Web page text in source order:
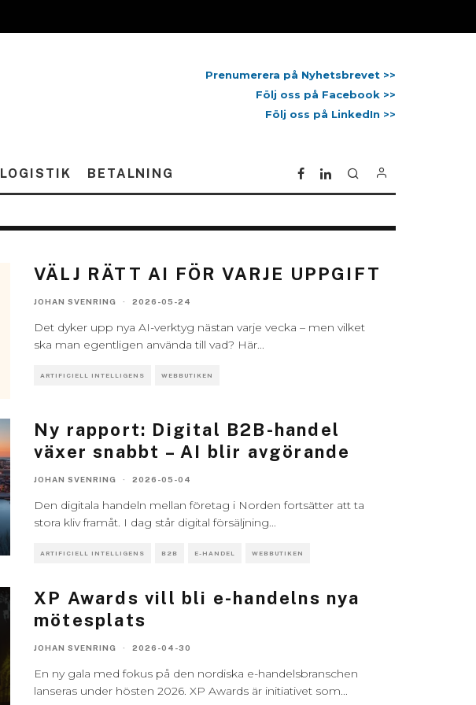
Prenumerera på Nyhetsbrevet >>
Följ oss på Facebook >>
Följ oss på LinkedIn >>
LOGISTIK BETALNING
VÄLJ RÄTT AI FÖR VARJE UPPGIFT
JOHAN SVENRING · 2026-05-24
Det dyker upp nya AI-verktyg nästan varje vecka – men vilket
ska man egentligen använda till vad? Här...
ARTIFICIELL INTELLIGENS WEBBUTIKEN
Ny rapport: Digital B2B-handel
växer snabbt – AI blir avgörande
JOHAN SVENRING · 2026-05-04
Den digitala handeln mellan företag i Norden fortsätter att ta
stora kliv framåt. I dag står digital försäljning...
ARTIFICIELL INTELLIGENS B2B E-HANDEL WEBBUTIKEN
XP Awards vill bli e-handelns nya
mötesplats
JOHAN SVENRING · 2026-04-30
En ny gala med fokus på den nordiska e-handelsbranschen
lanseras under hösten 2026. XP Awards är initiativet som...